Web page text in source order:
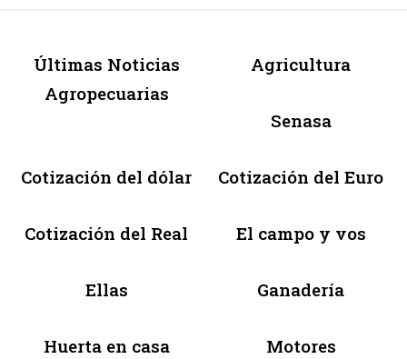
Últimas Noticias
Agropecuarias
Agricultura
Senasa
Cotización del dólar Cotización del Euro
Cotización del Real El campo y vos
Ellas Ganadería
Huerta en casa Motores